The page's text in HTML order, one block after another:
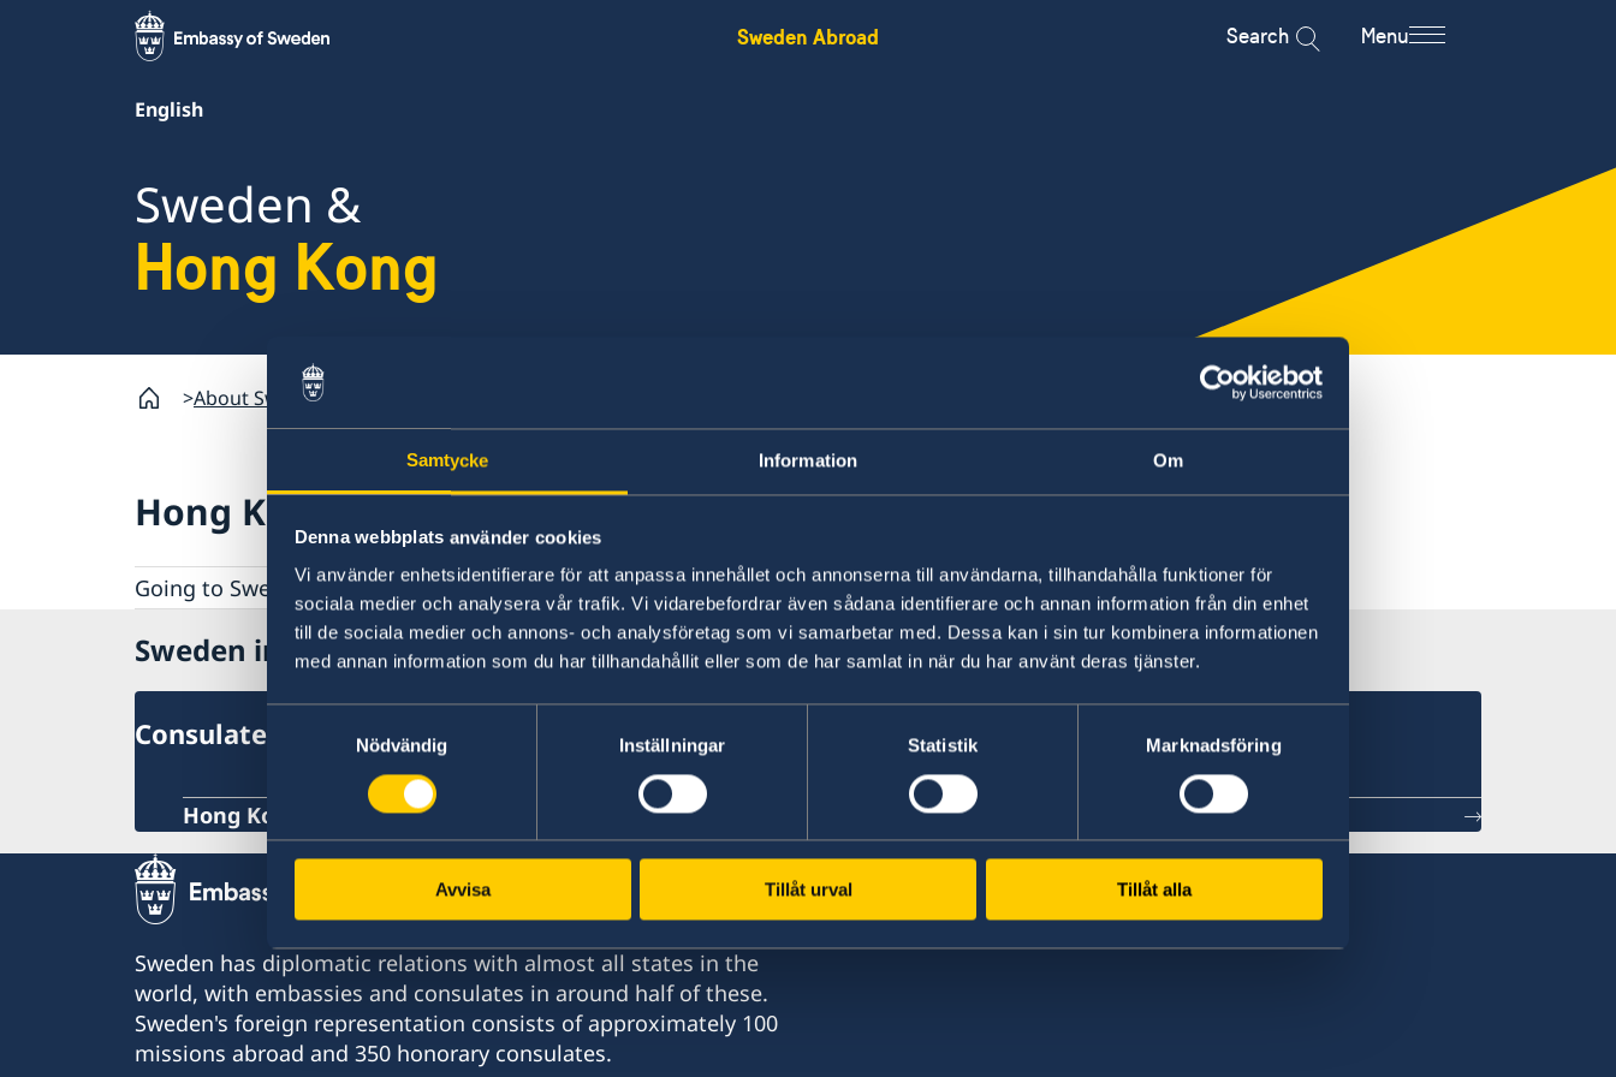
Samtycke Information Om
Denna webbplats använder cookies
Vi använder enhetsidentifierare för att anpassa innehållet och annonserna till användarna, tillhandahålla funktioner för
sociala medier och analysera vår trafik. Vi vidarebefordrar även sådana identifierare och annan information från din enhet
till de sociala medier och annons- och analysföretag som vi samarbetar med. Dessa kan i sin tur kombinera informationen
med annan information som du har tillhandahållit eller som de har samlat in när du har använt deras tjänster.
Nödvändig
Inställningar Statistik Marknadsföring
Avvisa Tillåt urval Tillåt alla
Sweden Abroad Search Menu
English
Sweden &
Hong Kong
About Sweden
Hong Kong
Going to Sweden?
Guide: Applying for a residence permit
Working Holiday Scheme
Moving to someone in Sweden
Working in Sweden
Human rights
Sweden in Hong Kong
Consulate-General
Hong Kong
Sweden has diplomatic relations with almost all states in the
world, with embassies and consulates in around half of these.
Sweden's foreign representation consists of approximately 100
missions abroad and 350 honorary consulates.